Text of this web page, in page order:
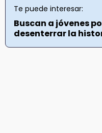
Te puede interesar:
Buscan a jóvenes
desenterrar la